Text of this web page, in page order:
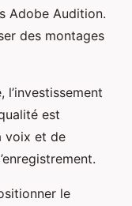
Adobe Audition.
des montages
est
voix et de
le